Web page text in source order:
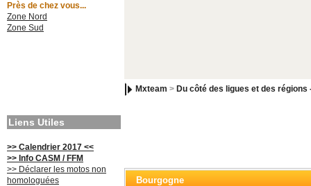
Près de chez vous...
Zone Nord
Zone Sud
Liens Utiles
>> Calendrier 2017 <<
>> Info CASM / FFM
>> Déclarer les motos non
homologuées
Mxteam > Du côté des ligues et des régions
Bourgogne